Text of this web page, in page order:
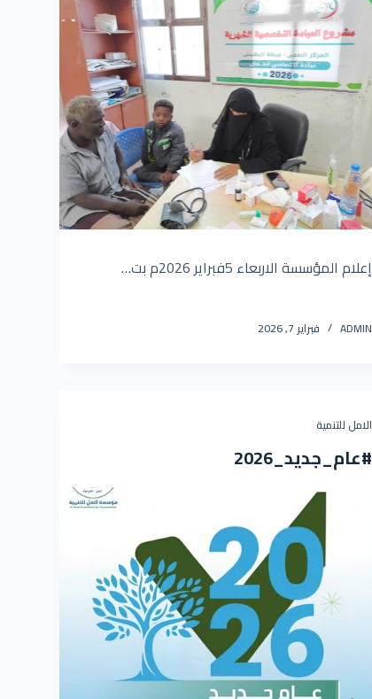
إعلام المؤسسة الاربعاء 5فبراير 2026م بت…
ADMIN فبراير 7, 2026
الامل للتنمية
#عام_جديد_2026